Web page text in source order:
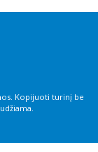
Kopijuoti turinį be